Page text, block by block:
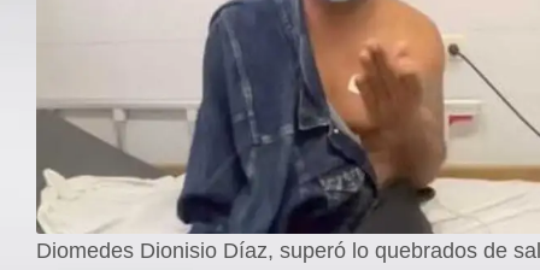
Registro ISSN: 2711-3299
Diomedes Dionisio Díaz, superó lo quebrados de